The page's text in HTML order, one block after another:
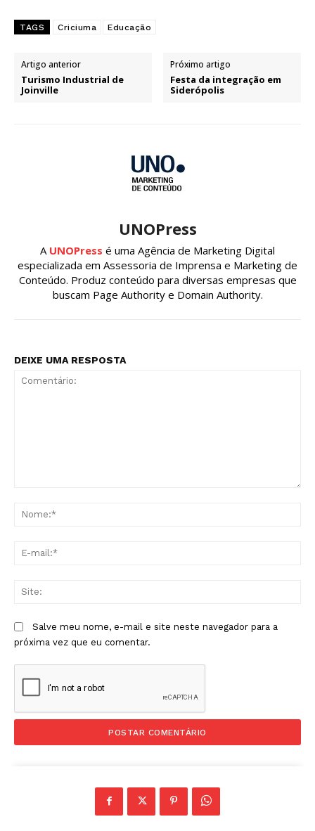
TAGS Criciuma Educação
Artigo anterior
Turismo Industrial de
Joinville
Próximo artigo
Festa da integração em
Siderópolis
UNOPress
A UNOPress é uma Agência de Marketing Digital
especializada em Assessoria de Imprensa e Marketing de
Conteúdo. Produz conteúdo para diversas empresas que
buscam Page Authority e Domain Authority.
DEIXE UMA RESPOSTA
Salve meu nome, e-mail e site neste navegador para a
próxima vez que eu comentar.